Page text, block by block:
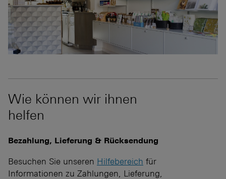
Wie können wir ihnen
helfen
Bezahlung, Lieferung & Rücksendung
Besuchen Sie unseren Hilfebereich für
Informationen zu Zahlungen, Lieferung,